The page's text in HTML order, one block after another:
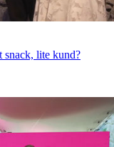
snack, lite kund?